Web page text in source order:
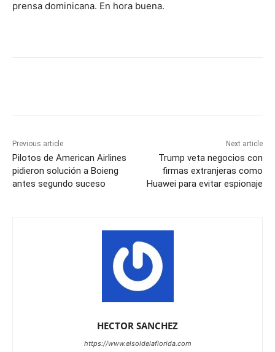
prensa dominicana. En hora buena.
Previous article
Pilotos de American Airlines
pidieron solución a Boieng
antes segundo suceso
Next article
Trump veta negocios con
firmas extranjeras como
Huawei para evitar espionaje
HECTOR SANCHEZ
https://www.elsoldelaflorida.com